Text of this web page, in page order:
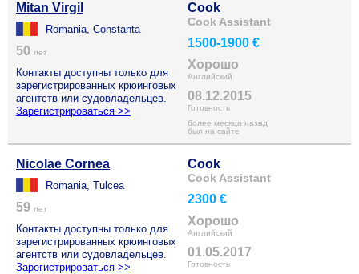
Mitan Virgil
Romania, Constanta
50 лет
Контакты доступны только для
зарегистрированных крюинговых
агентств или судовладельцев.
Зарегистрироваться >>
Cook
Cook Assistant
1500-1900 €
Хорошо
Английский
08.12.2015
Готовность
более месяца назад
был на сайте
Nicolae Cornea
Romania, Tulcea
59 лет
Контакты доступны только для
зарегистрированных крюинговых
агентств или судовладельцев.
Зарегистрироваться >>
Cook
Cook Assistant
2300 €
Хорошо
Английский
01.05.2017
Готовность